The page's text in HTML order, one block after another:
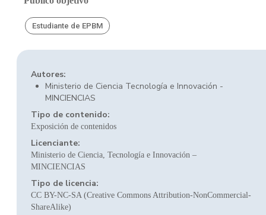
Estudiante de EPBM
Autores:
Ministerio de Ciencia Tecnología e Innovación -
MINCIENCIAS
Tipo de contenido:
Exposición de contenidos
Licenciante:
Ministerio de Ciencia, Tecnología e Innovación –
MINCIENCIAS
Tipo de licencia:
CC BY-NC-SA (Creative Commons Attribution-NonCommercial-
ShareAlike)